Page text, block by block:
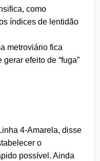
como
índices de lentidão
metroviário fica
efeito de “fuga”
4-Amarela, disse
o
possível. Ainda